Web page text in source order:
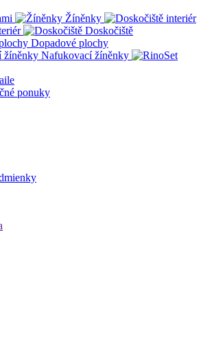
Žíněnky
Doskočiště
Dopadové plochy
Nafukovací žíněnky
ponuky